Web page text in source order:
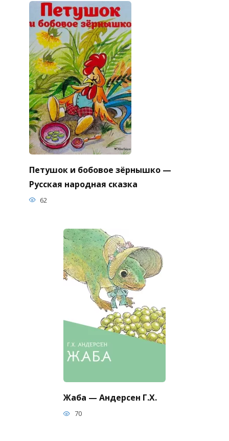
Петушок и бобовое зёрнышко —
Русская народная сказка
62
Жаба — Андерсен Г.Х.
70